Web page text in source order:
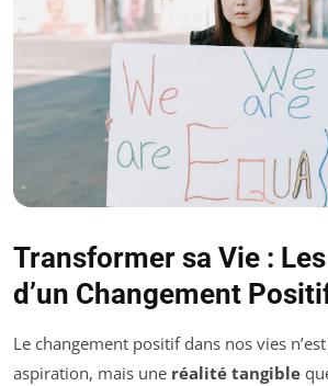
Transformer sa Vie :
d’un Changement
Le changement positif dans nos vies
aspiration, mais une réalité tangible